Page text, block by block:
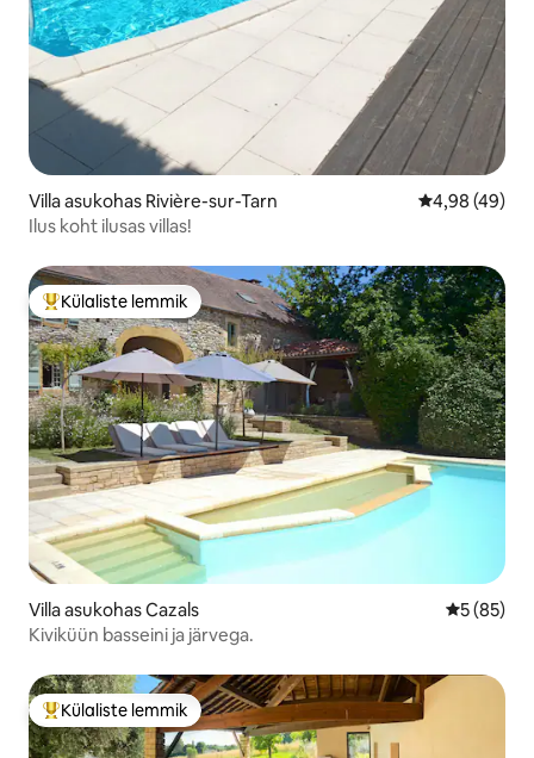
Villa asukohas Rivière-sur-Tarn Keskmine
4,98 (49)
Ilus koht ilusas villas!
Külaliste suur lemmik
Külaliste lemmik
Villa asukohas Cazals Keskmine
5 (85)
Kiviküün basseini ja järvega.
Külaliste suur lemmik
Külaliste lemmik